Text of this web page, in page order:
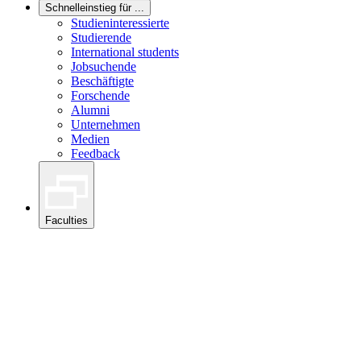
Schnelleinstieg für ...
Studieninteressierte
Studierende
International students
Jobsuchende
Beschäftigte
Forschende
Alumni
Unternehmen
Medien
Feedback
Faculties